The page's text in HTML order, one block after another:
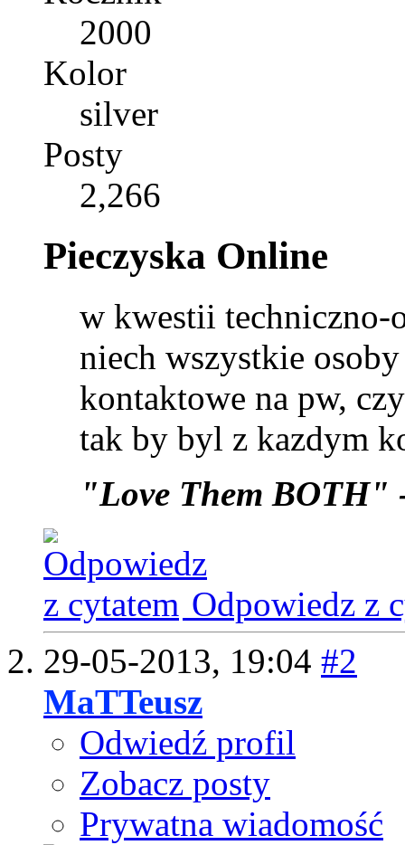
2000
Kolor
silver
Posty
2,266
Pieczyska Online
w kwestii techniczno-
niech wszystkie
kontaktowe na pw,
tak by byl z kazdym
"Love Them BOTH"
Odpowiedz z
29-05-2013, 19:04 #2
MaTTeusz
Odwiedź profil
Zobacz posty
Prywatna wiadomość